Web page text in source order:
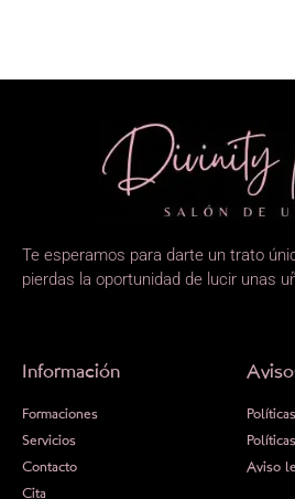
Te esperamos para darte un trato
pierdas la oportunidad de lucir unas
Información
Formaciones
Servicios
Contacto
Cita
Aviso